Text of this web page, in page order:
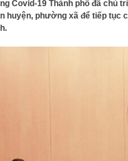
Covid-19 Thành phố đã chủ
huyện, phường xã để tiếp tục